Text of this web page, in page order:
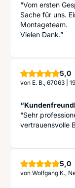
“Vom ersten
Sache für uns.
Montageteam.
Vielen Dank.”
5,0
von E. B., 67063
“Sehr
vertrauensvolle
5,0
von Wolfgang K.,